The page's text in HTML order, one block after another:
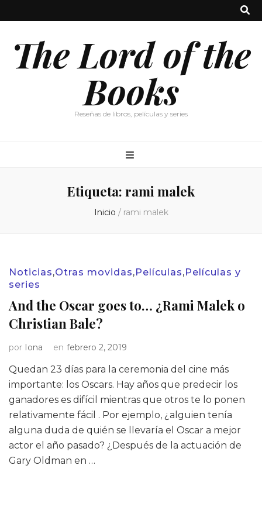
The Lord of the
Books
Reseñas de libros, películas y series
Etiqueta: rami malek
Inicio / rami malek
Noticias,Otras movidas,Películas,Películas y
series
And the Oscar goes to… ¿Rami Malek o
Christian Bale?
por Iona en febrero 2, 2019
Quedan 23 días para la ceremonia del cine más
importante: los Oscars. Hay años que predecir los
ganadores es difícil mientras que otros te lo ponen
relativamente fácil . Por ejemplo, ¿alguien tenía
alguna duda de quién se llevaría el Oscar a mejor
actor el año pasado? ¿Después de la actuación de
Gary Oldman en …